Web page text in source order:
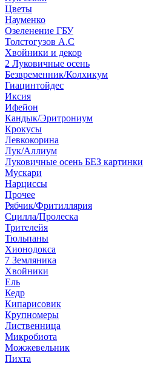
Цветы
Науменко
Озеленение ГБУ
Толстогузов А.С
Хвойники и декор
2 Луковичные осень
Безвременник/Колхикум
Гиацинтойдес
Иксия
Ифейон
Кандык/Эритрониум
Крокусы
Левкокорина
Лук/Аллиум
Луковичные осень БЕЗ картинки
Мускари
Нарциссы
Прочее
Рябчик/Фритиллярия
Сцилла/Пролеска
Трителейя
Тюльпаны
Хионодокса
7 Земляника
Хвойники
Ель
Кедр
Кипарисовик
Крупномеры
Лиственница
Микробиота
Можжевельник
Пихта